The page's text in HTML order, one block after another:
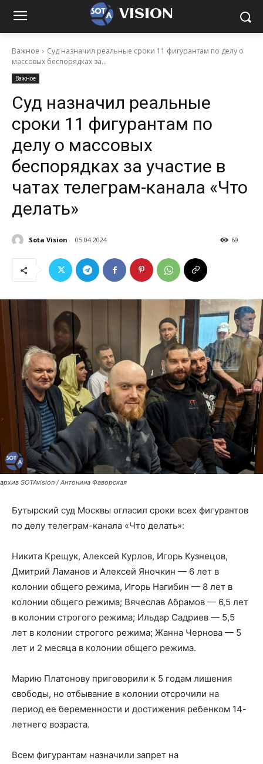
VISION
Важное
Суд назначил реальные сроки 11 фигурантам по делу о
массовых беспорядках за...
Важное
Суд назначил реальные
сроки 11 фигурантам по
делу о массовых
беспорядках за участие в
чатах телеграм-канала «Что
делать»
Sota Vision 05.04.2024 69
архив SOTAvision / Антонина Фаворская
Бутырский суд Москвы огласил сроки всех фигурантов
по делу телеграм-канала «Что делать»:
Никита Крещук, Алексей Курлов, Игорь Кузнецов,
Дмитрий Ламанов и Алексей Яночкин — 6 лет в
колонии общего режима, Игорь Нагибин — 8 лет в
колонии общего режима; Вячеслав Абрамов — 6,5 лет
в колонии строгого режима; Ильдар Садриев — 5,5
лет в колонии строгого режима; Жанна Чернова — 5
лет и 2 месяца в колонии общего режима.
Марию Платонову приговорили к 5 годам лишения
свободы, но отбывание в колонии отсрочили на
период ее беременности и достижения ребенком 14-
летнего возраста.
Всем фигурантам назначили запрет на